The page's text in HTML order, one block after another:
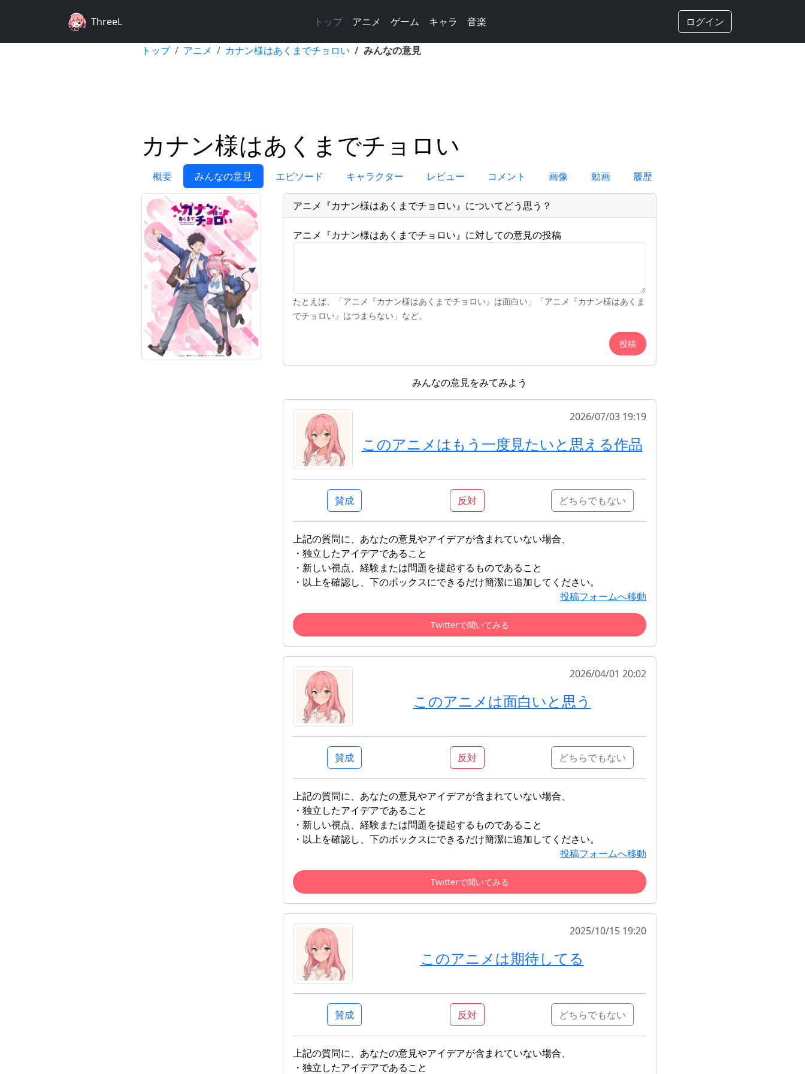
ThreeL トップ アニメ ゲーム キャラ 音楽 ログイン
トップ アニメ カナン様はあくまでチョロい みんなの意見
カナン様はあくまでチョロい
概要 みんなの意見 エピソード キャラクター レビュー コメント 画像 動画 履歴
アニメ『カナン様はあくまでチョロい』についてどう思う？
アニメ『カナン様はあくまでチョロい』に対しての意見の投稿
たとえば、「アニメ『カナン様はあくまでチョロい』は面白い」「アニメ『カナン様はあくま
でチョロい』はつまらない」など。
投稿
みんなの意見をみてみよう
2026/07/03 19:19
このアニメはもう一度見たいと思える作品
賛成 反対 どちらでもない
上記の質問に、あなたの意見やアイデアが含まれていない場合、
・独立したアイデアであること
・新しい視点、経験または問題を提起するものであること
・以上を確認し、下のボックスにできるだけ簡潔に追加してください。
投稿フォームへ移動
Twitterで聞いてみる
2026/04/01 20:02
このアニメは面白いと思う
賛成 反対 どちらでもない
上記の質問に、あなたの意見やアイデアが含まれていない場合、
・独立したアイデアであること
・新しい視点、経験または問題を提起するものであること
・以上を確認し、下のボックスにできるだけ簡潔に追加してください。
投稿フォームへ移動
Twitterで聞いてみる
2025/10/15 19:20
このアニメは期待してる
賛成 反対 どちらでもない
上記の質問に、あなたの意見やアイデアが含まれていない場合、
・独立したアイデアであること